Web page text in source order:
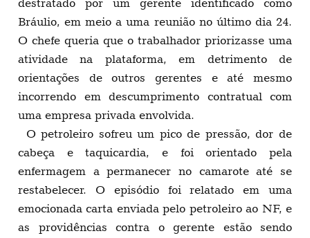
destratado por um gerente identificado como
Bráulio, em meio a uma reunião no último dia 24.
O chefe queria que o trabalhador priorizasse uma
atividade na plataforma, em detrimento de
orientações de outros gerentes e até mesmo
incorrendo em descumprimento contratual com
uma empresa privada envolvida.
O petroleiro sofreu um pico de pressão, dor de
cabeça e taquicardia, e foi orientado pela
enfermagem a permanecer no camarote até se
restabelecer. O episódio foi relatado em uma
emocionada carta enviada pelo petroleiro ao NF, e
as providências contra o gerente estão sendo